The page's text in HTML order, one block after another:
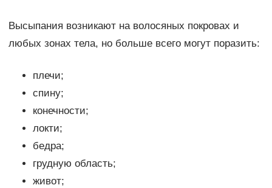
Высыпания возникают на волосяных покровах и
любых зонах тела, но больше всего могут поразить:
плечи;
спину;
конечности;
локти;
бедра;
грудную область;
живот;